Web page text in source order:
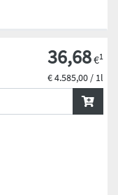
36,68€1
€ 4.585,00 / 1l